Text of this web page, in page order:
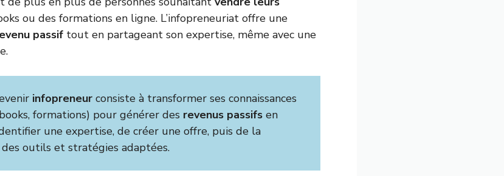
ou des formations en ligne. L’infopreneuriat offre une
passif tout en partageant son expertise, même avec une
infopreneur consiste à transformer ses connaissances
formations) pour générer des revenus passifs en
une expertise, de créer une offre, puis de la
outils et stratégies adaptées.